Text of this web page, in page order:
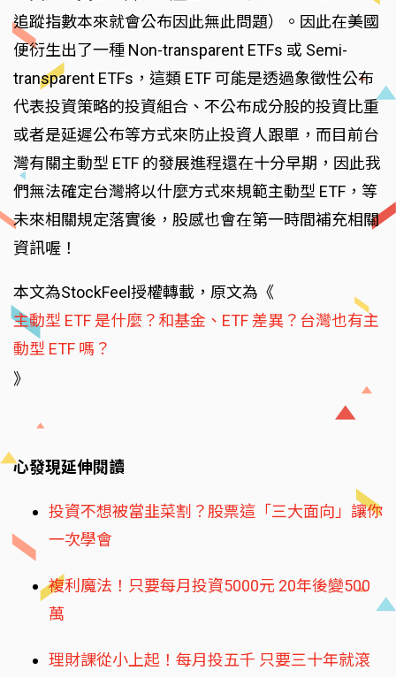
追蹤指數本來就會公布因此無此問題）。因此在美國
便衍生出了一種 Non-transparent ETFs 或 Semi-
transparent ETFs，這類 ETF 可能是透過象徵性公布
代表投資策略的投資組合、不公布成分股的投資比重
或者是延遲公布等方式來防止投資人跟單，而目前台
灣有關主動型 ETF 的發展進程還在十分早期，因此我
們無法確定台灣將以什麼方式來規範主動型 ETF，等
未來相關規定落實後，股感也會在第一時間補充相關
資訊喔！
本文為StockFeel授權轉載，原文為《
主動型 ETF 是什麼？和基金、ETF 差異？台灣也有主
動型 ETF 嗎？
》
心發現延伸閱讀
投資不想被當韭菜割？股票這「三大面向」讓你
一次學會
複利魔法！只要每月投資5000元 20年後變500
萬
理財課從小上起！每月投五千 只要三十年就滾